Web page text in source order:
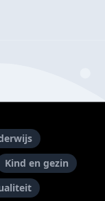
Kind en gezin